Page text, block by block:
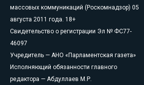
массовых коммуникаций (Роскомнадзор) 05
августа 2011 года. 18+
Свидетельство о регистрации Эл № ФС77-
46097
Учредитель — АНО «Парламентская газета»
Исполняющий обязанности главного
редактора — Абдуллаев М.Р.